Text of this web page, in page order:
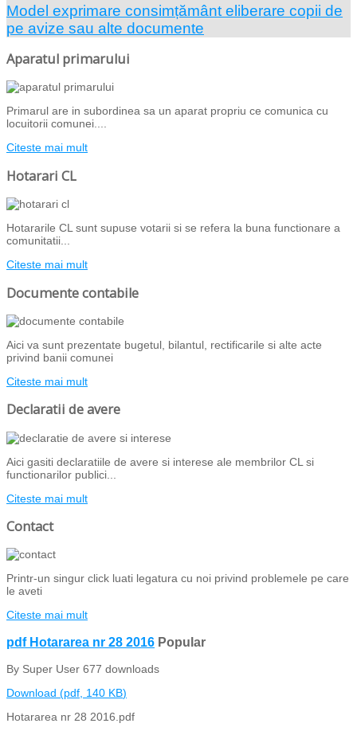
Model exprimare consimțământ eliberare copii de
pe avize sau alte documente
Aparatul primarului
Primarul are in subordinea sa un aparat propriu ce comunica cu
locuitorii comunei....
Citeste mai mult
Hotarari CL
Hotararile CL sunt supuse votarii si se refera la buna functionare a
comunitatii...
Citeste mai mult
Documente contabile
Aici va sunt prezentate bugetul, bilantul, rectificarile si alte acte
privind banii comunei
Citeste mai mult
Declaratii de avere
Aici gasiti declaratiile de avere si interese ale membrilor CL si
functionarilor publici...
Citeste mai mult
Contact
Printr-un singur click luati legatura cu noi privind problemele pe care
le aveti
Citeste mai mult
pdf Hotararea nr 28 2016 Popular
By Super User 677 downloads
Download (pdf, 140 KB)
Hotararea nr 28 2016.pdf